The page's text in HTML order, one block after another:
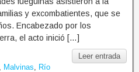
y excombatientes, que se
Encabezado por los
el acto inició […]
Leer entrada
Malvinas
Río